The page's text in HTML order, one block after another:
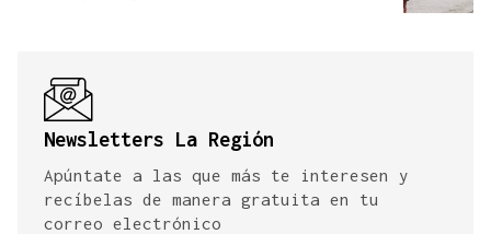
Newsletters La Región
Apúntate a las que más te interesen y
recíbelas de manera gratuita en tu
correo electrónico